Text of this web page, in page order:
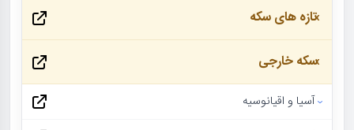
تازه های سکه
سکه خارجی
آسیا و اقیانوسیه